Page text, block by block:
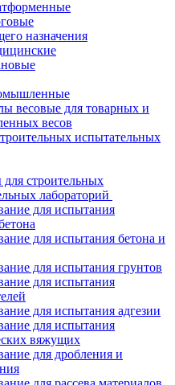
назначения
весовые для товарных и
весов
испытательных
строительных
лабораторий
для испытания
для испытания бетона и
для испытания грунтов
для испытания
для испытания адгезии
для испытания
вяжущих
для дробления и